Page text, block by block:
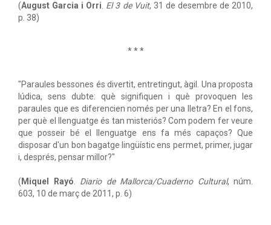
(August Garcia i Orri El 3 de Vuit, 31 de desembre de 2010,
p. 38)
* * *
"Paraules bessones és divertit, entretingut, àgil. Una proposta
lúdica, sens dubte: què signifiquen i què provoquen les
paraules que es diferencien només per una lletra? En el fons,
per què el llenguatge és tan misteriós? Com podem fer veure
que posseir bé el llenguatge ens fa més capaços? Que
disposar d'un bon bagatge lingüístic ens permet, primer, jugar
i, després, pensar millor?"
( Miquel Rayó Diario de Mallorca/Cuaderno Cultural, núm.
603, 10 de març de 2011, p. 6)